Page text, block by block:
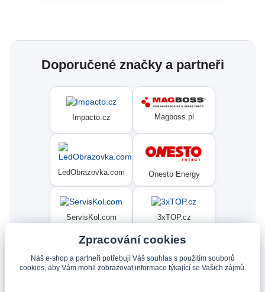
Doporučené značky a partneři
Impacto.cz Magboss.pl
LedObrazovka.com Onesto Energy
ServisKol.com 3xTOP.cz
Condat Ninex.cz
Zpracování cookies
Náš e-shop a partneři potřebují Váš souhlass použitím souborů
cookies, aby Vám mohli zobrazovat informace týkající se Vašich zájmů.